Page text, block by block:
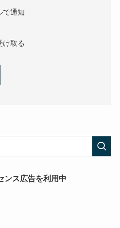
で通知
け取る
ンス広告を利用中